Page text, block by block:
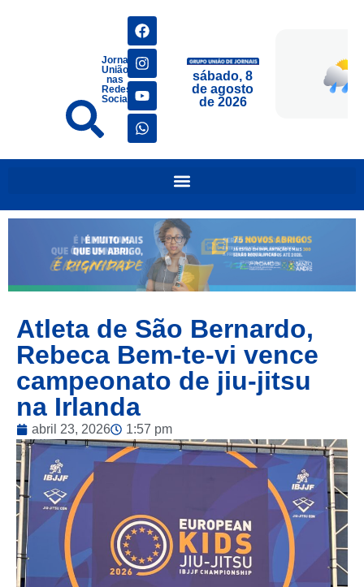
Jornais
União
nas
Redes
Sociais
sábado, 8
de agosto
de 2026
Atleta de São Bernardo,
Rebeca Bem-te-vi vence
campeonato de jiu-jitsu
na Irlanda
abril 23, 2026 1:57 pm